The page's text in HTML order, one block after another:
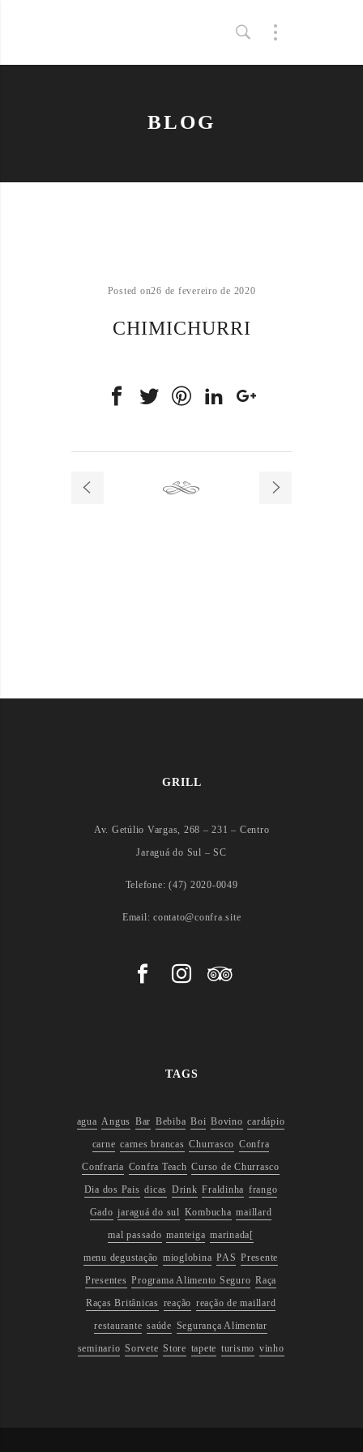
BLOG
Posted on26 de fevereiro de 2020
CHIMICHURRI
GRILL
Av. Getúlio Vargas, 268 – 231 – Centro
Jaraguá do Sul – SC
Telefone: (47) 2020-0049
Email: contato@confra.site
TAGS
agua Angus Bar Bebiba Boi Bovino cardápio
carne carnes brancas Churrasco Confra
Confraria Confra Teach Curso de Churrasco
Dia dos Pais dicas Drink Fraldinha frango
Gado jaraguá do sul Kombucha maillard
mal passado manteiga marinada[
menu degustação mioglobina PAS Presente
Presentes Programa Alimento Seguro Raça
Raças Britânicas reação reação de maillard
restaurante saúde Segurança Alimentar
seminario Sorvete Store tapete turismo vinho